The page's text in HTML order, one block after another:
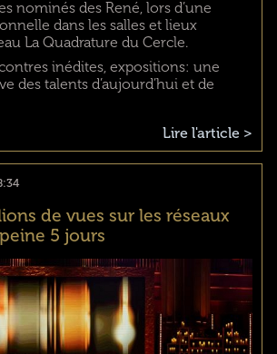
nominés des René, lors d’une
dans les salles et lieux
La Quadrature du Cercle.
inédites, expositions: une
des talents d’aujourd’hui et de
Lire l'article >
de vues sur les réseaux
5 jours